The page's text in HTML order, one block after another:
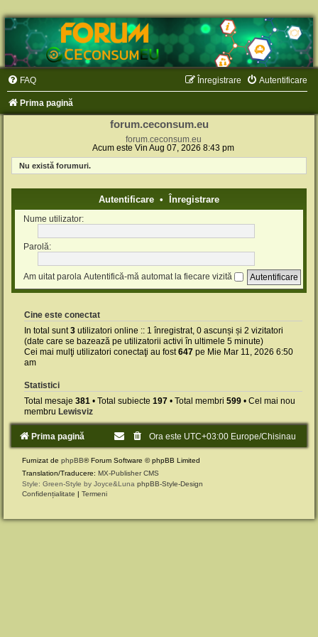
FAQ Autentificare
Înregistrare
Prima pagină
forum.ceconsum.eu
forum.ceconsum.eu
Acum este Vin Aug 07, 2026 8:43 pm
Nu există forumuri.
Autentificare • Înregistrare
Nume utilizator:
Parolă:
Am uitat parola Autentifică-mă automat la fiecare vizită
Cine este conectat
In total sunt3 utilizatori online :: 1 înregistrat, 0 ascunși și 2 vizitatori
(date care se bazează pe utilizatorii activi în ultimele 5 minute)
Cei mai mulţi utilizatori conectaţi au fost647 pe Mie Mar 11, 2026 6:50
am
Statistici
Total mesaje 381 • Total subiecte 197 • Total membri 599 • Cel mai nou
membru Lewisviz
Prima pagină Ora este UTC+03:00 Europe/Chisinau
Furnizat de phpBB® Forum Software © phpBB Limited
Translation/Traducere: MX-Publisher CMS
Style: Green-Style by Joyce&Luna phpBB-Style-Design
Confidențialitate | Termeni